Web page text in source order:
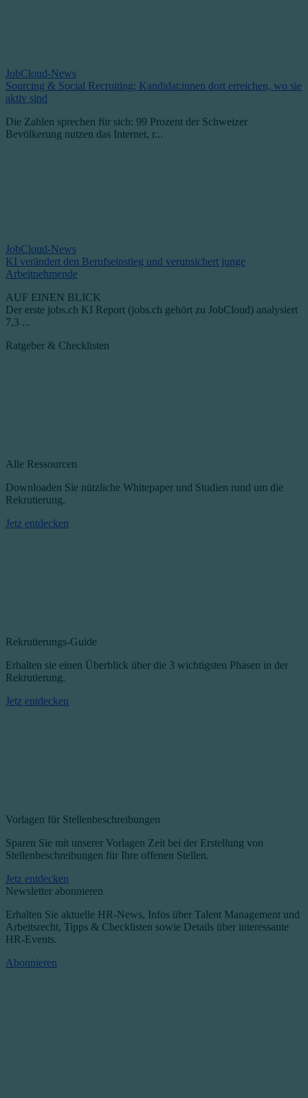
JobCloud-News
Sourcing & Social Recruiting: Kandidat:innen dort erreichen, wo sie
aktiv sind
Die Zahlen sprechen für sich: 99 Prozent der Schweizer
Bevölkerung nutzen das Internet, r...
JobCloud-News
KI verändert den Berufseinstieg und verunsichert junge
Arbeitnehmende
AUF EINEN BLICK
Der erste jobs.ch KI Report (jobs.ch gehört zu JobCloud) analysiert
7,3 ...
Ratgeber & Checklisten
Alle Ressourcen
Downloaden Sie nützliche Whitepaper und Studien rund um die
Rekrutierung.
Jetz entdecken
Rekrutierungs-Guide
Erhalten sie einen Überblick über die 3 wichtigsten Phasen in der
Rekrutierung.
Jetz entdecken
Vorlagen für Stellenbeschreibungen
Sparen Sie mit unserer Vorlagen Zeit bei der Erstellung von
Stellenbeschreibungen für Ihre offenen Stellen.
Jetz entdecken
Newsletter abonnieren
Erhalten Sie aktuelle HR-News, Infos über Talent Management und
Arbeitsrecht, Tipps & Checklisten sowie Details über interessante
HR-Events.
Abonnieren